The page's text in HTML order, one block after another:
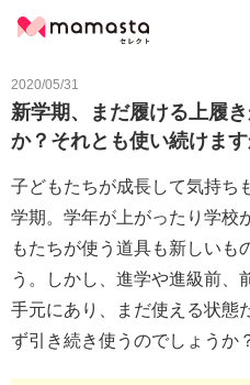
2020/05/31
新学期、まだ履ける上履
か？それとも使い続けま
子どもたちが成長して気持ち
学期。学年が上がったり学校
もたちが使う道具も新しいも
う。しかし、進学や進級前、
手元にあり、まだ使える状態
ず引き続き使うのでしょうか